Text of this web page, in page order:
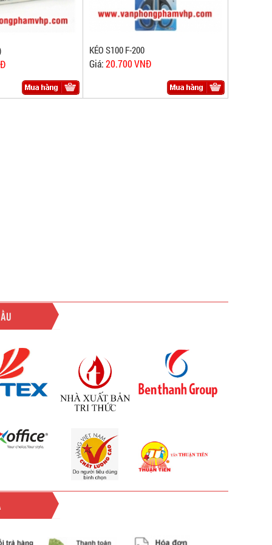
KÉO S100 F-200
Giá:20.700 VNĐ